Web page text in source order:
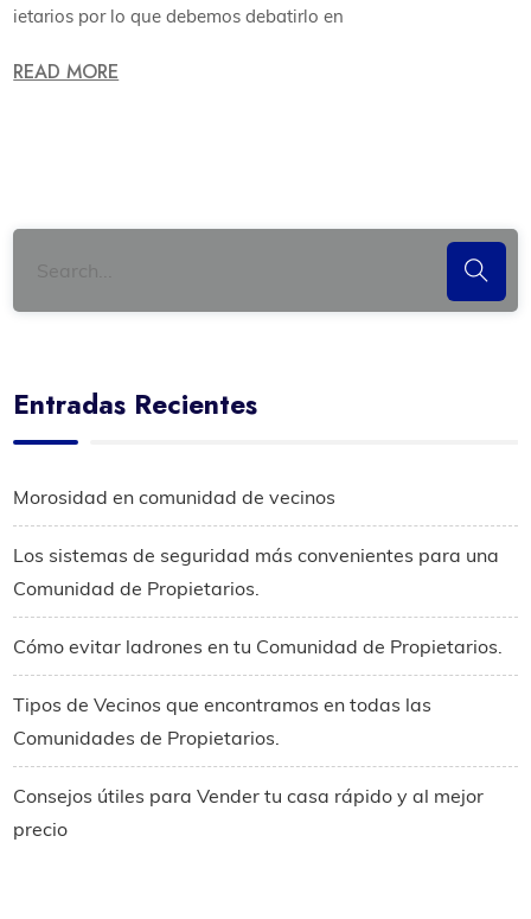
ietarios por lo que debemos debatirlo en
READ MORE
Entradas Recientes
Morosidad en comunidad de vecinos
Los sistemas de seguridad más convenientes para una
Comunidad de Propietarios.
Cómo evitar ladrones en tu Comunidad de Propietarios.
Tipos de Vecinos que encontramos en todas las
Comunidades de Propietarios.
Consejos útiles para Vender tu casa rápido y al mejor
precio